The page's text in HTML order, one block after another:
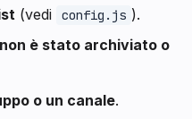
(vedi config.js ).
non è stato archiviato o
o un canale.